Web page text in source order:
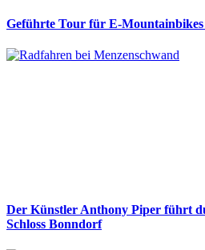
Geführte Tour für E-
Der Künstler Anthony Piper führt
Schloss Bonndorf